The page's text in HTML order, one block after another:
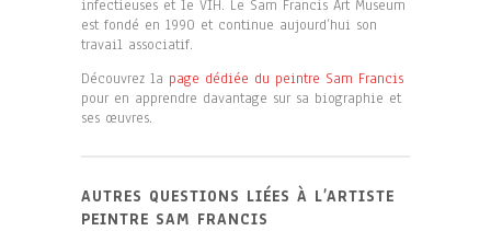
infectieuses et le VIH. Le Sam Francis Art Museum
est fondé en 1990 et continue aujourd’hui son
travail associatif.
Découvrez la page dédiée du peintre Sam Francis
pour en apprendre davantage sur sa biographie et
ses œuvres.
AUTRES QUESTIONS LIÉES À L’ARTISTE
PEINTRE SAM FRANCIS